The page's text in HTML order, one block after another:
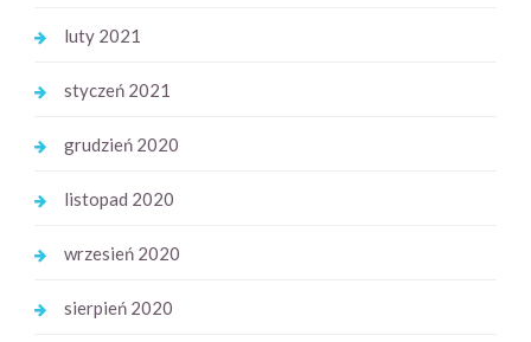
luty 2021
styczeń 2021
grudzień 2020
listopad 2020
wrzesień 2020
sierpień 2020